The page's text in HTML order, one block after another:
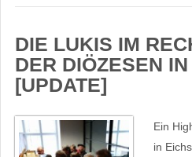
DIE LUKIS IM
DER DIÖZESEN
[UPDATE]
Ein
in